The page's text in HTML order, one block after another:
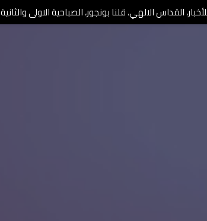
القداس الالهي، قلنا بونجور، الصباحية الاولى والثانية